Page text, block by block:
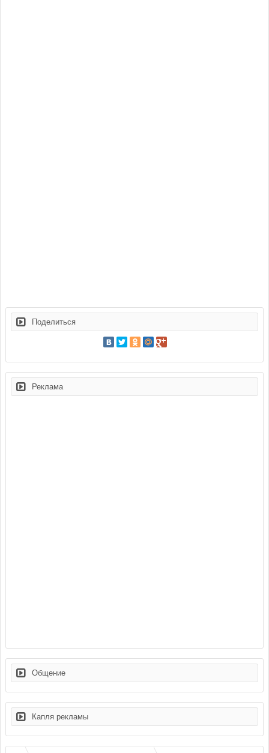
Поделиться
Реклама
Общение
Капля рекламы